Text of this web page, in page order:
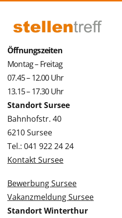
Öffnungszeiten
Montag – Freitag
07.45 – 12.00 Uhr
13.15 – 17.30 Uhr
Standort Sursee
Bahnhofstr. 40
6210 Sursee
Tel.: 041 922 24 24
Kontakt Sursee
Bewerbung Sursee
Vakanzmeldung Sursee
Standort Winterthur